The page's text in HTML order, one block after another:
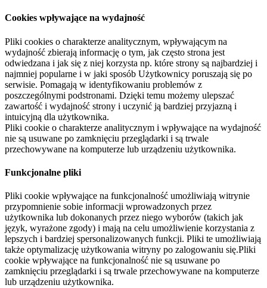
Cookies wpływające na wydajność
Pliki cookies o charakterze analitycznym, wpływającym na
wydajność zbierają informację o tym, jak często strona jest
odwiedzana i jak się z niej korzysta np. które strony są najbardziej i
najmniej popularne i w jaki sposób Użytkownicy poruszają się po
serwisie. Pomagają w identyfikowaniu problemów z
poszczególnymi podstronami. Dzięki temu możemy ulepszać
zawartość i wydajność strony i uczynić ją bardziej przyjazną i
intuicyjną dla użytkownika.
Pliki cookie o charakterze analitycznym i wpływające na wydajność
nie są usuwane po zamknięciu przeglądarki i są trwale
przechowywane na komputerze lub urządzeniu użytkownika.
Funkcjonalne pliki
Pliki cookie wpływające na funkcjonalność umożliwiają witrynie
przypomnienie sobie informacji wprowadzonych przez
użytkownika lub dokonanych przez niego wyborów (takich jak
język, wyrażone zgody) i mają na celu umożliwienie korzystania z
lepszych i bardziej spersonalizowanych funkcji. Pliki te umożliwiają
także optymalizację użytkowania witryny po zalogowaniu się.Pliki
cookie wpływające na funkcjonalność nie są usuwane po
zamknięciu przeglądarki i są trwale przechowywane na komputerze
lub urządzeniu użytkownika.